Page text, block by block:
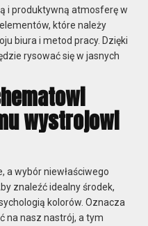
i produktywną atmosferę w
które należy
biura i metod pracy. Dzięki
rysować się w jasnych
wystrojowi
a wybór niewłaściwego
znaleźć idealny środek,
kolorów. Oznacza
na nasz nastrój, a tym